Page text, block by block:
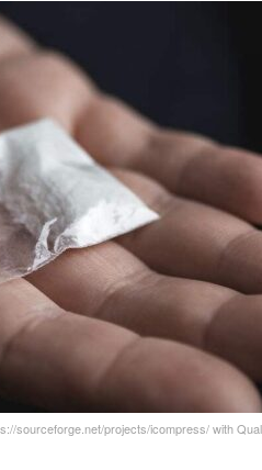
sourceforge.net/projects/icompress/ with